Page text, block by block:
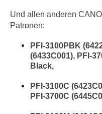
Und allen anderen
Patronen:
PFI-3100PBK
(6433C001), PFI-
Black,
PFI-3100C
PFI-3700C